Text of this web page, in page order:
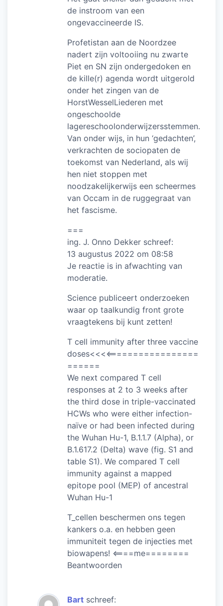
de instroom van een
ongevaccineerde IS.
Profetistan aan de Noordzee
nadert zijn voltooiing nu zwarte
Piet en SN zijn ondergedoken en
de kille(r) agenda wordt uitgerold
onder het zingen van de
HorstWesselLiederen met
ongeschoolde
lagereschoolonderwijzersstemmen.
Van onder wijs, in hun ‘gedachten’,
verkrachten de sociopaten de
toekomst van Nederland, als wij
hen niet stoppen met
noodzakelijkerwijs een scheermes
van Occam in de ruggegraat van
het fascisme.
===
ing. J. Onno Dekker schreef:
13 augustus 2022 om 08:58
Je reactie is in afwachting van
moderatie.
Science publiceert onderzoeken
waar op taalkundig front grote
vraagtekens bij kunt zetten!
T cell immunity after three vaccine
doses<<<<=================
======
We next compared T cell
responses at 2 to 3 weeks after
the third dose in triple-vaccinated
HCWs who were either infection-
naïve or had been infected during
the Wuhan Hu-1, B.1.1.7 (Alpha), or
B.1.617.2 (Delta) wave (fig. S1 and
table S1). We compared T cell
immunity against a mapped
epitope pool (MEP) of ancestral
Wuhan Hu-1
T_cellen beschermen ons tegen
kankers o.a. en hebben geen
immuniteit tegen de injecties met
biowapens! <====me========
Beantwoorden
Bart schreef: